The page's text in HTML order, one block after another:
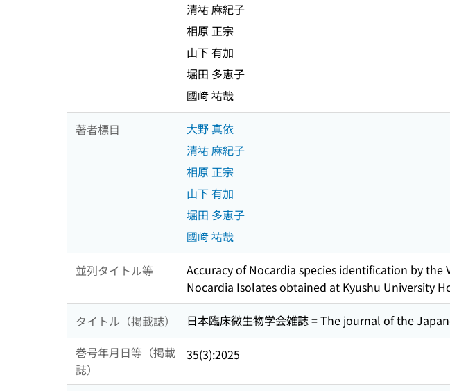
清祐 麻紀子
相原 正宗
山下 有加
堀田 多恵子
國﨑 祐哉
著者標目
大野 真依
清祐 麻紀子
相原 正宗
山下 有加
堀田 多恵子
國﨑 祐哉
並列タイトル等
Accuracy of Nocardia species identification by
Nocardia Isolates obtained at Kyushu University
タイトル（掲載誌）
日本臨床微生物学会雑誌 = The journal of the
巻号年月日等（掲載
誌）
35(3):2025